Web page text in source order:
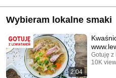
Wybieram lokalne smaki
2:04
Gotuję z
10K